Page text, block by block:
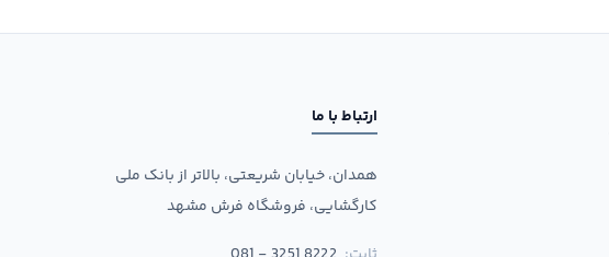
ارتباط با ما
همدان، خیابان شریعتی، بالاتر از بانک ملی
کارگشایی، فروشگاه فرش مشهد